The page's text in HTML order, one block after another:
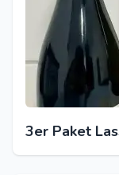
3er Paket